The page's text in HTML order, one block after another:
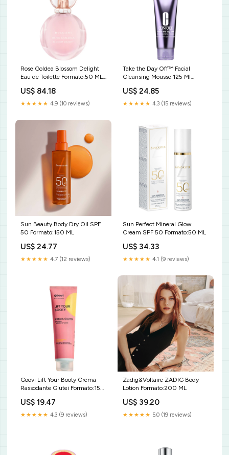
Rose Goldea Blossom Delight
Eau de Toilette Formato:50 ML
US$ 84.18
★★★★★ 4.9 (10 reviews)
Take the Day Off™ Facial
Cleansing Mousse 125 Ml
US$ 24.85
★★★★★ 4.3 (15 reviews)
Sun Beauty Body Dry Oil SPF
50 Formato:150 ML
US$ 24.77
★★★★★ 4.7 (12 reviews)
Sun Perfect Mineral Glow
Cream SPF 50 Formato:50 ML
US$ 34.33
★★★★★ 4.1 (9 reviews)
Goovi Lift Your Booty Crema
Rassodante Glutei Formato:150
US$ 19.47
★★★★★ 4.3 (9 reviews)
Zadig&Voltaire ZADIG Body
Lotion Formato:200 ML
US$ 39.20
★★★★★ 5.0 (19 reviews)